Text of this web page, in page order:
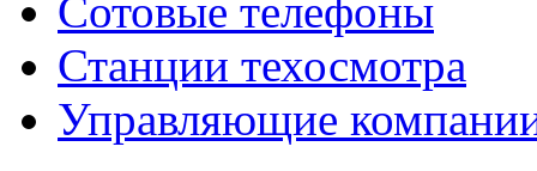
Сотовые телефоны
Станции техосмотра
Управляющие